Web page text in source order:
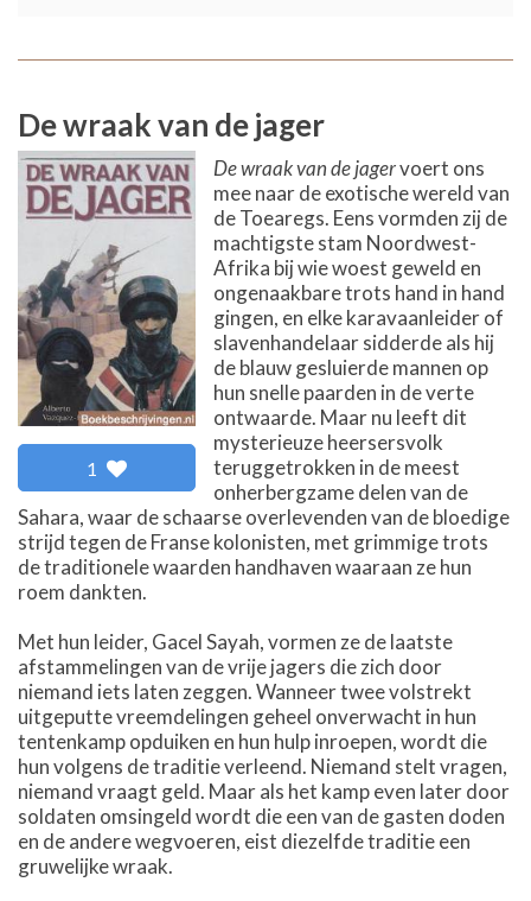
De wraak van de jager
1
De wraak van de jagervoert ons
mee naar de exotische wereld van
de Toearegs. Eens vormden zij de
machtigste stam Noordwest-
Afrika bij wie woest geweld en
ongenaakbare trots hand in hand
gingen, en elke karavaanleider of
slavenhandelaar sidderde als hij
de blauw gesluierde mannen op
hun snelle paarden in de verte
ontwaarde. Maar nu leeft dit
mysterieuze heersersvolk
teruggetrokken in de meest
onherbergzame delen van de
Sahara, waar de schaarse overlevenden van de bloedige
strijd tegen de Franse kolonisten, met grimmige trots
de traditionele waarden handhaven waaraan ze hun
roem dankten.
Met hun leider, Gacel Sayah, vormen ze de laatste
afstammelingen van de vrije jagers die zich door
niemand iets laten zeggen. Wanneer twee volstrekt
uitgeputte vreemdelingen geheel onverwacht in hun
tentenkamp opduiken en hun hulp inroepen, wordt die
hun volgens de traditie verleend. Niemand stelt vragen,
niemand vraagt geld. Maar als het kamp even later door
soldaten omsingeld wordt die een van de gasten doden
en de andere wegvoeren, eist diezelfde traditie een
gruwelijke wraak.